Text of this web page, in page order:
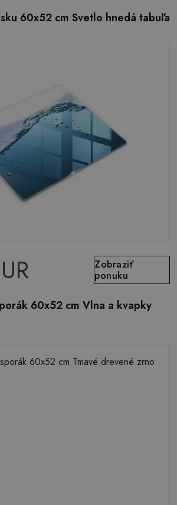
60x52 cm Svetlo hnedá tabuľa
Zobraziť
ponuku
60x52 cm Vlna a kvapky